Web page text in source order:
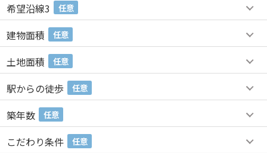
希望沿線3 任意
建物面積 任意
土地面積 任意
駅からの徒歩 任意
築年数 任意
こだわり条件 任意